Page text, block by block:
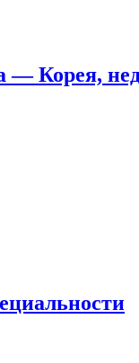
— Корея,